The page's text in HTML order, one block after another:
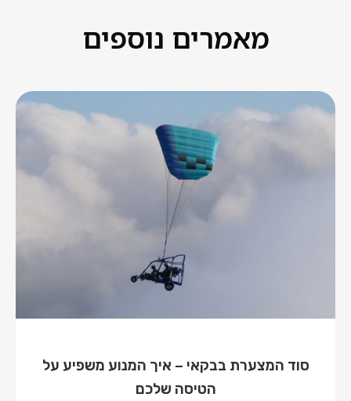
מאמרים נוספים
סוד המצערת בבקאי – איך המנוע משפיע על
הטיסה שלכם